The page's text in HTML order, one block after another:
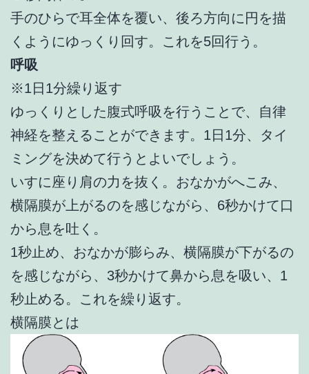
手のひらで耳全体を覆い、後ろ方向に円を描
くようにゆっくり回す。これを5回行う。
呼吸
※1日1分繰り返す
ゆっくりとした腹式呼吸を行うことで、自律
神経を整えることができます。1日1分、タイ
ミングを決めて行うとよいでしょう。
いすに座り肩の力を抜く。おなかがへこみ、
横隔膜が上がるのを感じながら、6秒かけて口
から息を吐く。
1秒止め、おなかが膨らみ、横隔膜が下がるの
を感じながら、3秒かけて鼻から息を吸い、1
秒止める。これを繰り返す。
横隔膜とは